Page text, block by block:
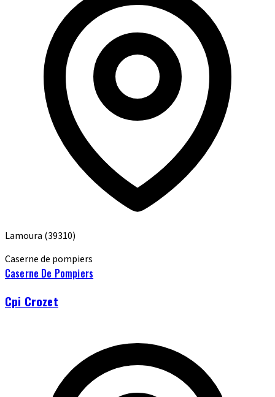
Lamoura (39310)
Caserne de pompiers
Caserne De Pompiers
Cpi Crozet